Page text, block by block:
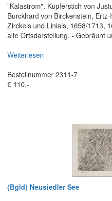
"Kalastrom". Kupferstich von
Burckhard von Birckenstein,
Zirckels und Linials, 1658/1713,
alte Ortsdarstellung. - Gebräunt
Weiterlesen
Bestellnummer 2311-7
€ 110,-
(Bgld) Neusiedler See